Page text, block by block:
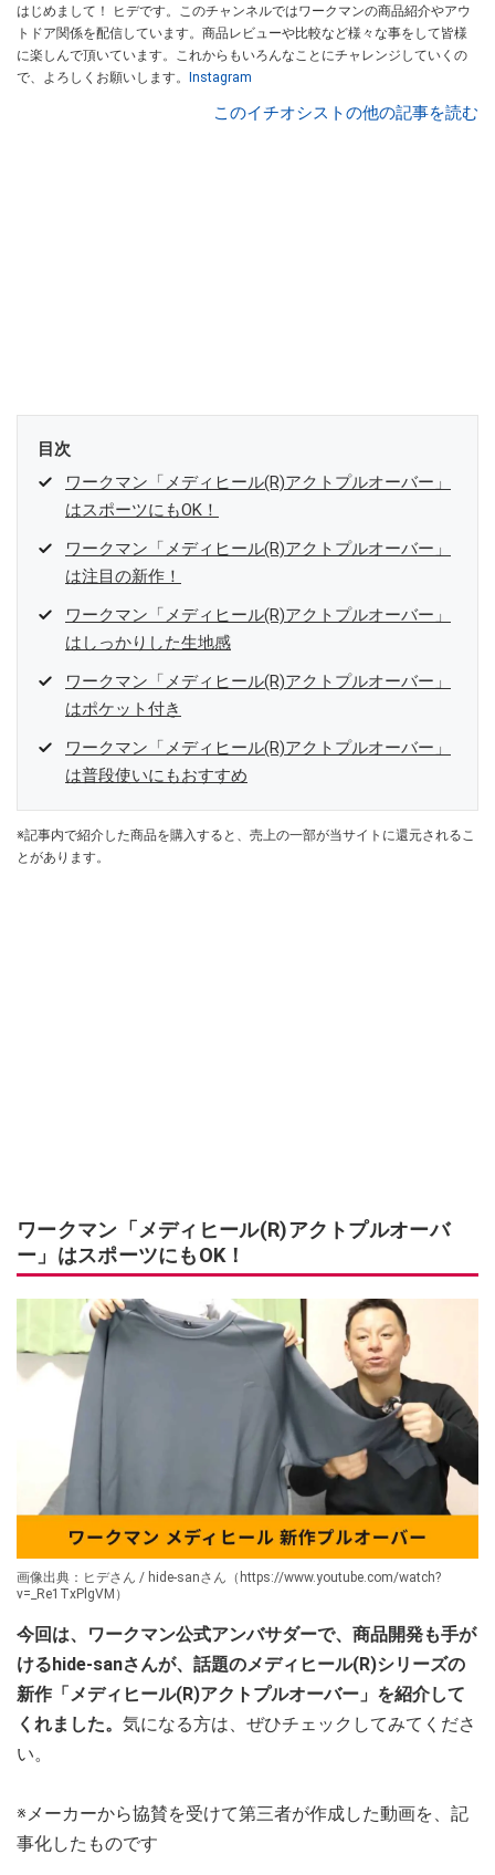
はじめまして！ ヒデです。このチャンネルではワークマンの商品紹介やアウ
トドア関係を配信しています。商品レビューや比較など様々な事をして皆様
に楽しんで頂いています。これからもいろんなことにチャレンジしていくの
で、よろしくお願いします。
Instagram
このイチオシストの他の記事を読む
目次
ワークマン「メディヒール(R)アクトプルオーバー」
はスポーツにもOK！
ワークマン「メディヒール(R)アクトプルオーバー」
は注目の新作！
ワークマン「メディヒール(R)アクトプルオーバー」
はしっかりした生地感
ワークマン「メディヒール(R)アクトプルオーバー」
はポケット付き
ワークマン「メディヒール(R)アクトプルオーバー」
は普段使いにもおすすめ
※記事内で紹介した商品を購入すると、売上の一部が当サイトに還元されるこ
とがあります。
ワークマン「メディヒール(R)アクトプルオーバ
ー」はスポーツにもOK！
画像出典：ヒデさん / hide-sanさん（https://www.youtube.com/watch?
v=_Re1TxPlgVM）
今回は、ワークマン公式アンバサダーで、商品開発も手が
けるhide-sanさんが、話題のメディヒール(R)シリーズの
新作「メディヒール(R)アクトプルオーバー」を紹介して
くれました。 気になる方は、ぜひチェックしてみてくださ
い。
※メーカーから協賛を受けて第三者が作成した動画を、記
事化したものです